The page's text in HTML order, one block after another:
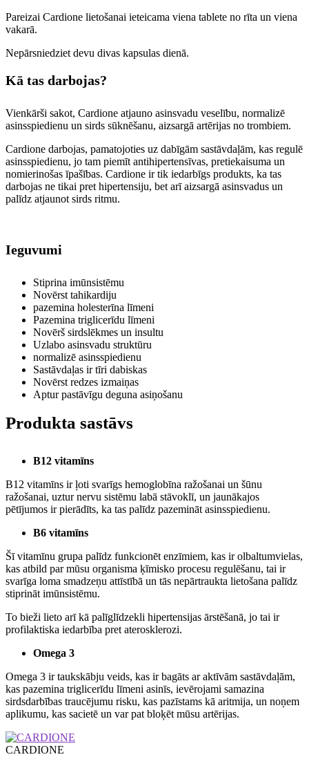
Pareizai Cardione lietošanai ieteicama viena tablete no rīta un viena
vakarā.
Nepārsniedziet devu divas kapsulas dienā.
Kā tas darbojas?
Vienkārši sakot, Cardione atjauno asinsvadu veselību, normalizē
asinsspiedienu un sirds sūknēšanu, aizsargā artērijas no trombiem.
Cardione darbojas, pamatojoties uz dabīgām sastāvdaļām, kas regulē
asinsspiedienu, jo tam piemīt antihipertensīvas, pretiekaisuma un
nomierinošas īpašības. Cardione ir tik iedarbīgs produkts, ka tas
darbojas ne tikai pret hipertensiju, bet arī aizsargā asinsvadus un
palīdz atjaunot sirds ritmu.
Ieguvumi
Stiprina imūnsistēmu
Novērst tahikardiju
pazemina holesterīna līmeni
Pazemina triglicerīdu līmeni
Novērš sirdslēkmes un insultu
Uzlabo asinsvadu struktūru
normalizē asinsspiedienu
Sastāvdaļas ir tīri dabiskas
Novērst redzes izmaiņas
Aptur pastāvīgu deguna asiņošanu
Produkta sastāvs
B12 vitamīns
B12 vitamīns ir ļoti svarīgs hemoglobīna ražošanai un šūnu
ražošanai, uztur nervu sistēmu labā stāvoklī, un jaunākajos
pētījumos ir pierādīts, ka tas palīdz pazemināt asinsspiedienu.
B6 vitamīns
Šī vitamīnu grupa palīdz funkcionēt enzīmiem, kas ir olbaltumvielas,
kas atbild par mūsu organisma ķīmisko procesu regulēšanu, tai ir
svarīga loma smadzeņu attīstībā un tās nepārtraukta lietošana palīdz
stiprināt imūnsistēmu.
To bieži lieto arī kā palīglīdzekli hipertensijas ārstēšanā, jo tai ir
profilaktiska iedarbība pret aterosklerozi.
Omega 3
Omega 3 ir taukskābju veids, kas ir bagāts ar aktīvām sastāvdaļām,
kas pazemina triglicerīdu līmeni asinīs, ievērojami samazina
sirdsdarbības traucējumu risku, kas pazīstams kā aritmija, un noņem
aplikumu, kas sacietē un var pat bloķēt mūsu artērijas.
CARDIONE